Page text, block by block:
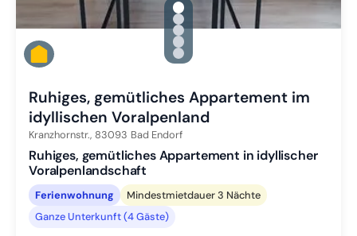
gallery.slide_selector
Zu Slide 1 wechseln
Zu Slide 2 wechseln
Zu Slide 3 wechseln
Zu Slide 4 wechseln
Zu Slide 5 wechseln
Ruhiges, gemütliches Appartement im
idyllischen Voralpenland
Kranzhornstr., 83093 Bad Endorf
Ruhiges, gemütliches Appartement in idyllischer
Voralpenlandschaft
Ferienwohnung
Mindestmietdauer 3 Nächte
Ganze Unterkunft (4 Gäste)